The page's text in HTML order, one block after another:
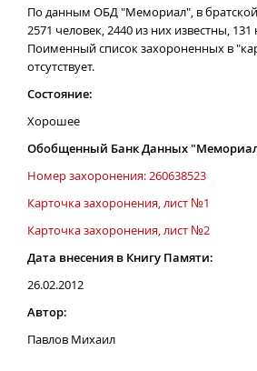
По данным ОБД "Мемориал", в
2571 человек, 2440 из них известны, 131
Поименный список захороненных в
отсутствует.
Состояние:
Хорошее
Обобщенный Банк Данных
Номер захоронения: 260638523
Карточка захоронения, лист №1
Карточка захоронения, лист №2
Дата внесения в Книгу Памяти:
26.02.2012
Автор:
Павлов Михаил